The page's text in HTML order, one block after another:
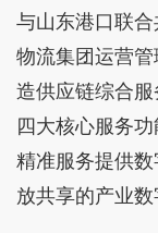
与山东港口联
物流集团运营
造供应链综合
四大核心服务
精准服务提供
放共享的产业数